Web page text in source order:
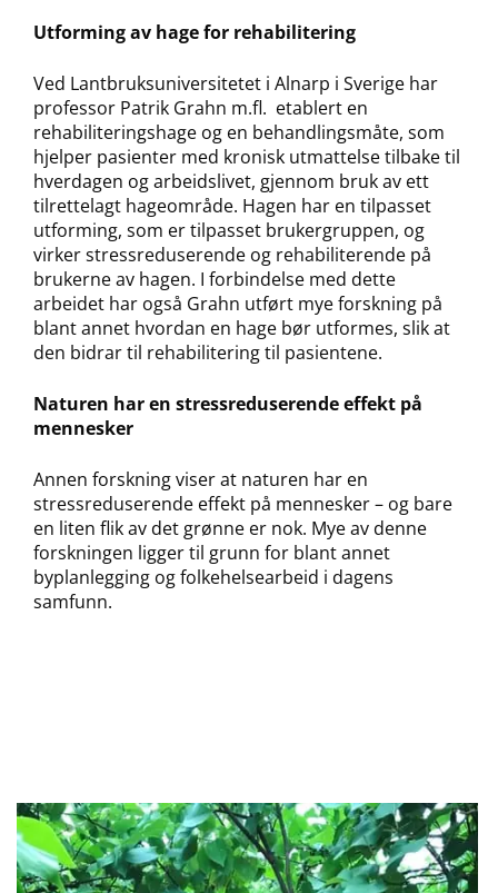
Utforming av hage for rehabilitering
Ved Lantbruksuniversitetet i Alnarp i Sverige har
professor Patrik Grahn m.fl. etablert en
rehabiliteringshage og en behandlingsmåte, som
hjelper pasienter med kronisk utmattelse tilbake til
hverdagen og arbeidslivet, gjennom bruk av ett
tilrettelagt hageområde. Hagen har en tilpasset
utforming, som er tilpasset brukergruppen, og
virker stressreduserende og rehabiliterende på
brukerne av hagen. I forbindelse med dette
arbeidet har også Grahn utført mye forskning på
blant annet hvordan en hage bør utformes, slik at
den bidrar til rehabilitering til pasientene.
Naturen har en stressreduserende effekt på
mennesker
Annen forskning viser at naturen har en
stressreduserende effekt på mennesker – og bare
en liten flik av det grønne er nok. Mye av denne
forskningen ligger til grunn for blant annet
byplanlegging og folkehelsearbeid i dagens
samfunn.